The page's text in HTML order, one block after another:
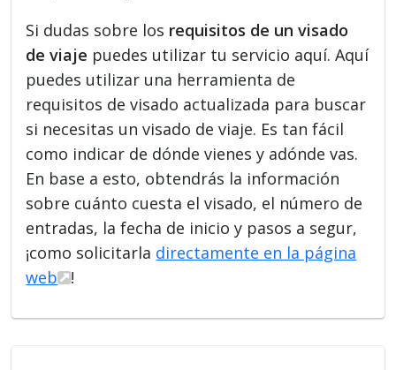
Si dudas sobre los requisitos de un visado
de viaje puedes utilizar tu servicio aquí. Aquí
puedes utilizar una herramienta de
requisitos de visado actualizada para buscar
si necesitas un visado de viaje. Es tan fácil
como indicar de dónde vienes y adónde vas.
En base a esto, obtendrás la información
sobre cuánto cuesta el visado, el número de
entradas, la fecha de inicio y pasos a segur,
¡como solicitarla directamente en la página
web
!